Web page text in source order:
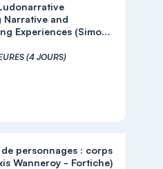
Narrative and
Experiences (Simon
(4 JOURS)
personnages : corps
- facial (Alexis Wanneroy - Fortiche)